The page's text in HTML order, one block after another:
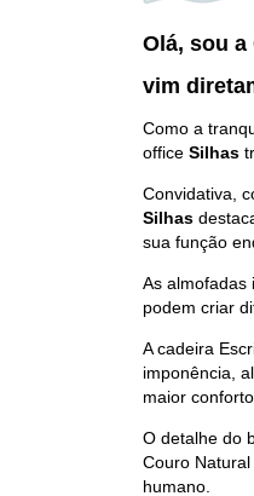
Olá, sou
vim
Como a
office Silhas
Convidativa,
Silhas
sua função
As almofadas
podem criar
A cadeira
imponência,
maior conforto.
O detalhe do
Couro
humano.